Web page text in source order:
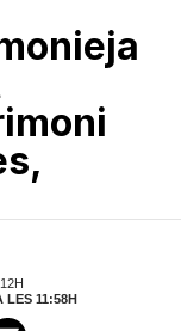
LES 11:58H